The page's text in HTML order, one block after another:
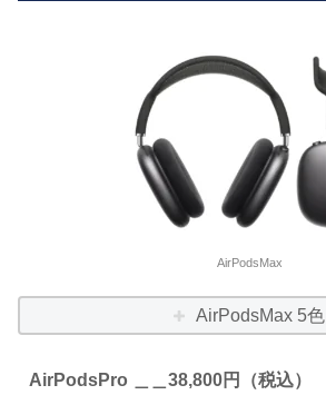
AirPodsMax
AirPodsMax 5色
AirPodsPro ＿＿38,800円（税込）